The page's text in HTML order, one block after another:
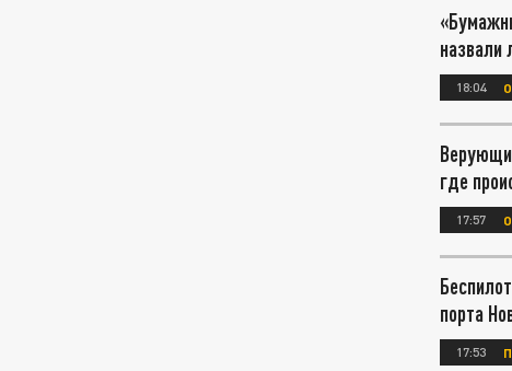
назвали
18:04
где
17:57
порта
17:53